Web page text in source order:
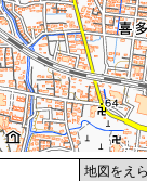
地図をえ